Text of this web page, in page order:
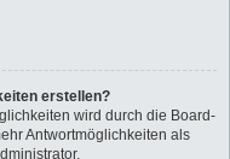
erstellen?
wird durch die Board-
Antwortmöglichkeiten als